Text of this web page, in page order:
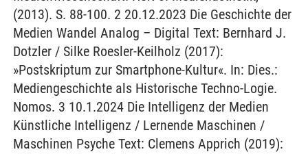
(2013). S. 88-100. 2 20.12.2023 Die Geschichte der
Medien Wandel Analog – Digital Text: Bernhard J.
Dotzler / Silke Roesler-Keilholz (2017):
»Postskriptum zur Smartphone-Kultur«. In: Dies.:
Mediengeschichte als Historische Techno-Logie.
Nomos. 3 10.1.2024 Die Intelligenz der Medien
Künstliche Intelligenz / Lernende Maschinen /
Maschinen Psyche Text: Clemens Apprich (2019):